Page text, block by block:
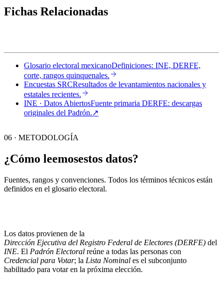
Fichas Relacionadas
Glosario electoral mexicanoDefiniciones: INE, DERFE,
corte, rangos quinquenales.
Encuestas SRCResultados de levantamientos nacionales y
estatales recientes.
INE · Datos AbiertosFuente primaria DERFE: descargas
originales del Padrón.↗︎
06 · METODOLOGÍA
¿Cómo leemosestos datos?
Fuentes, rangos y convenciones. Todos los términos técnicos están
definidos en el glosario electoral.
Los datos provienen de la
Dirección Ejecutiva del Registro Federal de Electores (DERFE) del
INE. El Padrón Electoral reúne a todas las personas con
Credencial para Votar; la Lista Nominal es el subconjunto
habilitado para votar en la próxima elección.